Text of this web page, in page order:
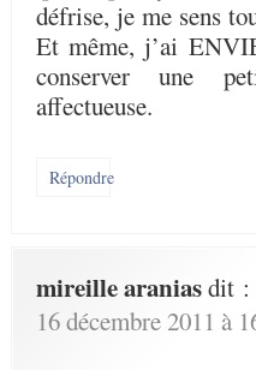
défrise, je me sens
Et même, j’ai
conserver une
affectueuse.
Répondre
mireille araniasdit :
16 décembre 2011 à